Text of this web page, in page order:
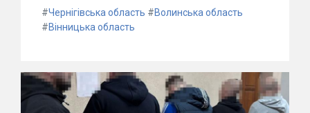
#Чернігівська область #Волинська область
#Вінницька область